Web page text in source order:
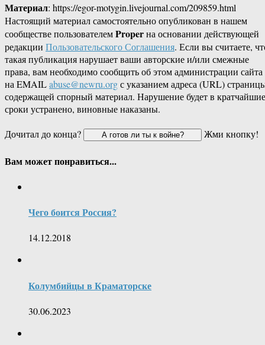
Материал: https://egor-motygin.livejournal.com/209859.html
Настоящий материал самостоятельно опубликован в нашем
сообществе пользователемProperна основании действующей
редакции Пользовательского Соглашения. Если вы считаете,
такая публикация нарушает ваши авторские и/или смежные
права, вам необходимо сообщить об этом администрации сайта
на EMAILabuse@newru.orgс указанием адреса (URL)
содержащей спорный материал. Нарушение будет в кратчайшие
сроки устранено, виновные наказаны.
Дочитал до конца?
Жми кнопку!
Вам может понравиться...
Чего боится Россия?
14.12.2018
Колумбийцы в Краматорске
30.06.2023